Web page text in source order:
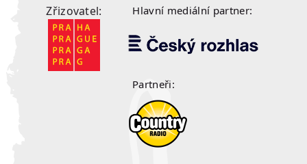
Zřizovatel: Hlavní mediální partner:
Partneři: